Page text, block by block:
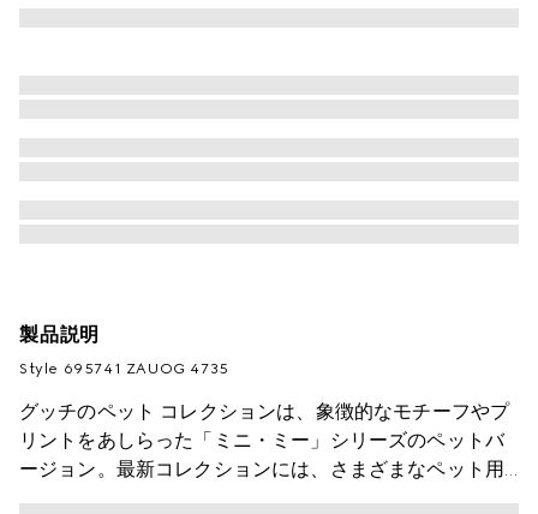
製品説明
Style ‎695741 ZAUOG 4735
グッチのペット コレクションは、象徴的なモチーフやプ
リントをあしらった「ミニ・ミー」シリーズのペットバ
ージョン。最新コレクションには、さまざまなペット用
アクセサリーが仲間入りしています。このセーターは、